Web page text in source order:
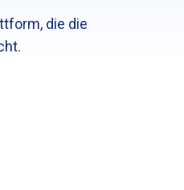
KMUs
die die